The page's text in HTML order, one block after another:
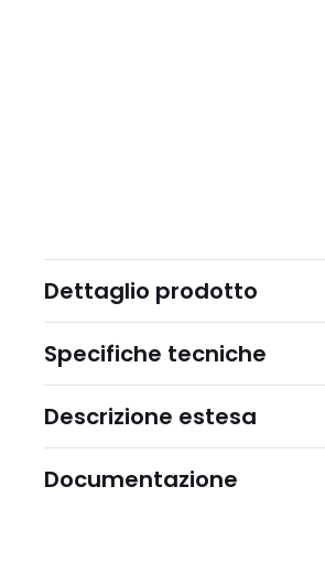
Dettaglio prodotto
Specifiche tecniche
Descrizione estesa
Documentazione